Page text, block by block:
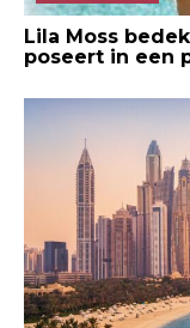
Lila Moss
poseert in een